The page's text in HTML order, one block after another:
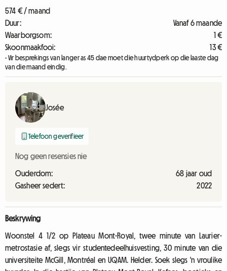
574 € / maand
Duur:
Vanaf 6 maande
Waarborgsom:
1 €
Skoonmaakfooi:
13 €
- Vir besprekings van langer as 45 dae moet die huurtydperk op die laaste dag
van die maand eindig.
Josée
Telefoon geverifieer
Nog geen resensies nie
Ouderdom:
68 jaar oud
Gasheer sedert:
2022
Beskrywing
Woonstel 4 1/2 op Plateau Mont-Royal, twee minute van Laurier-
metrostasie af, slegs vir studentedeelhuisvesting, 30 minute van die
universiteite McGill, Montréal en UQAM. Helder. Soek slegs 'n vroulike